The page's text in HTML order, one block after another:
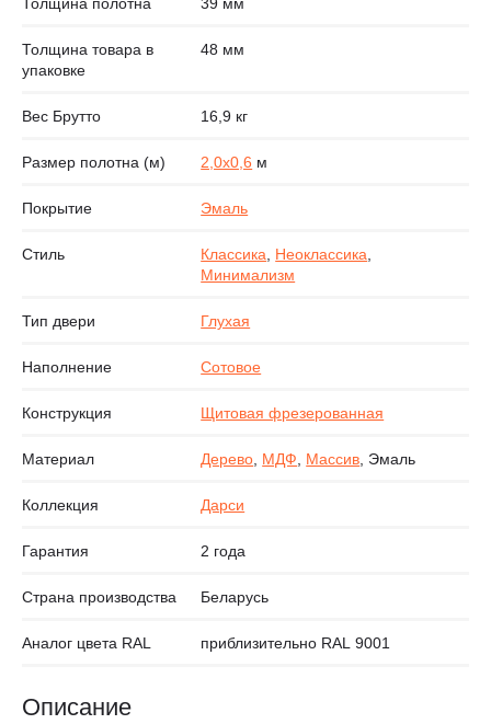
Толщина товара в
упаковке
48 мм
Вес Брутто 16,9 кг
Размер полотна (м) 2,0х0,6 м
Покрытие Эмаль
Стиль Классика, Неоклассика,
Минимализм
Тип двери Глухая
Наполнение Сотовое
Конструкция Щитовая фрезерованная
Материал Дерево, МДФ, Массив, Эмаль
Коллекция Дарси
Гарантия 2 года
Страна производства Беларусь
Аналог цвета RAL приблизительно RAL 9001
Описание